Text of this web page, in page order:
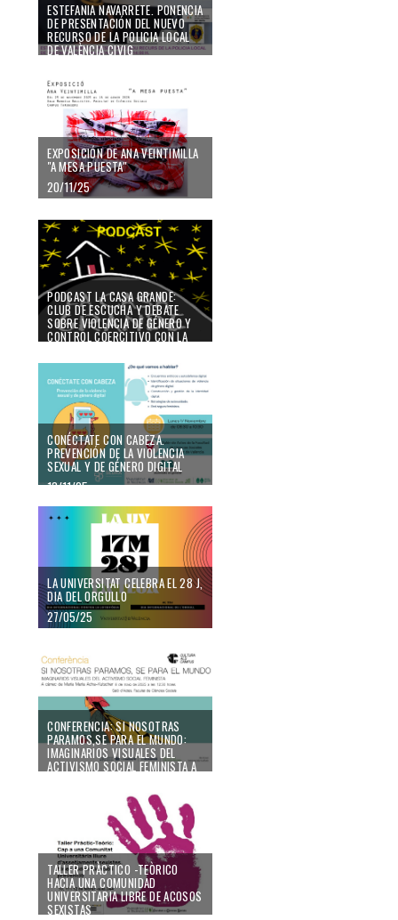
ESTEFANIA NAVARRETE. PONENCIA
DE PRESENTACIÓN DEL NUEVO
RECURSO DE LA POLICIA LOCAL
DE VALÈNCIA CIVIG
EXPOSICIÓN DE ANA VEINTIMILLA
"A MESA PUESTA"
20/11/25
PODCAST LA CASA GRANDE:
CLUB DE ESCUCHA Y DEBATE
SOBRE VIOLENCIA DE GÉNERO Y
CONTROL COERCITIVO CON LA
PODCAST
13/11/25
CONÉCTATE CON CABEZA.
PREVENCIÓN DE LA VIOLENCIA
SEXUAL Y DE GÉNERO DIGITAL
13/11/25
LA UNIVERSITAT CELEBRA EL 28 J,
DIA DEL ORGULLO
27/05/25
CONFERENCIA: SI NOSOTRAS
PARAMOS,SE PARA EL MUNDO:
IMAGINARIOS VISUALES DEL
ACTIVISMO SOCIAL FEMINISTA A
TALLER PRÀCTICO -TEÒRICO
HACIA UNA COMUNIDAD
UNIVERSITARIA LIBRE DE ACOSOS
SEXISTAS